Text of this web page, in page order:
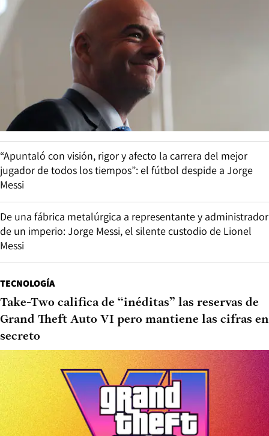
“Apuntaló con visión, rigor y afecto la carrera del mejor
jugador de todos los tiempos”: el fútbol despide a Jorge
Messi
De una fábrica metalúrgica a representante y administrador
de un imperio: Jorge Messi, el silente custodio de Lionel
Messi
TECNOLOGÍA
Take-Two califica de “inéditas” las reservas de
Grand Theft Auto VI pero mantiene las cifras en
secreto